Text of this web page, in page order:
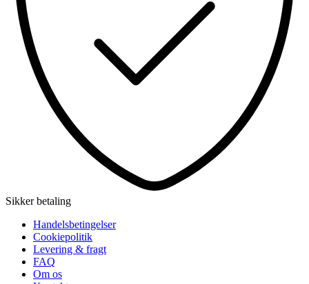
Sikker betaling
Handelsbetingelser
Cookiepolitik
Levering & fragt
FAQ
Om os